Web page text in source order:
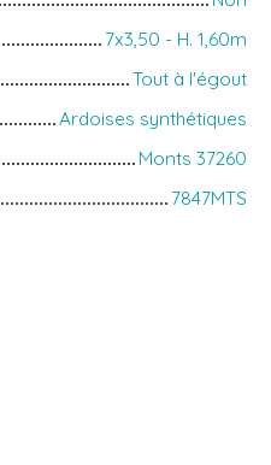
7x3,50 - H. 1,60m
Tout à l'égout
Ardoises synthétiques
Monts 37260
7847MTS